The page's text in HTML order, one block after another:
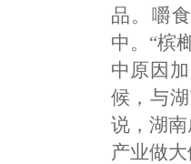
品。嚼
中。“槟
中原因
候，与
说，湖
产业做